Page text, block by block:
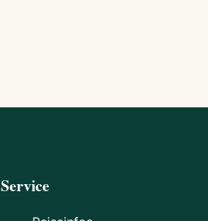
Service